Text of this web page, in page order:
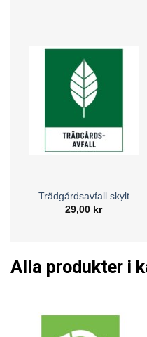
bidrar till en mer hållbar
Avfallssortering med text
hållbar och effektiv
märkning kan vi alla bidra
minskad miljöpåverkan.
Trädgårdsavfall skylt
29,00 kr
Alla produkter i